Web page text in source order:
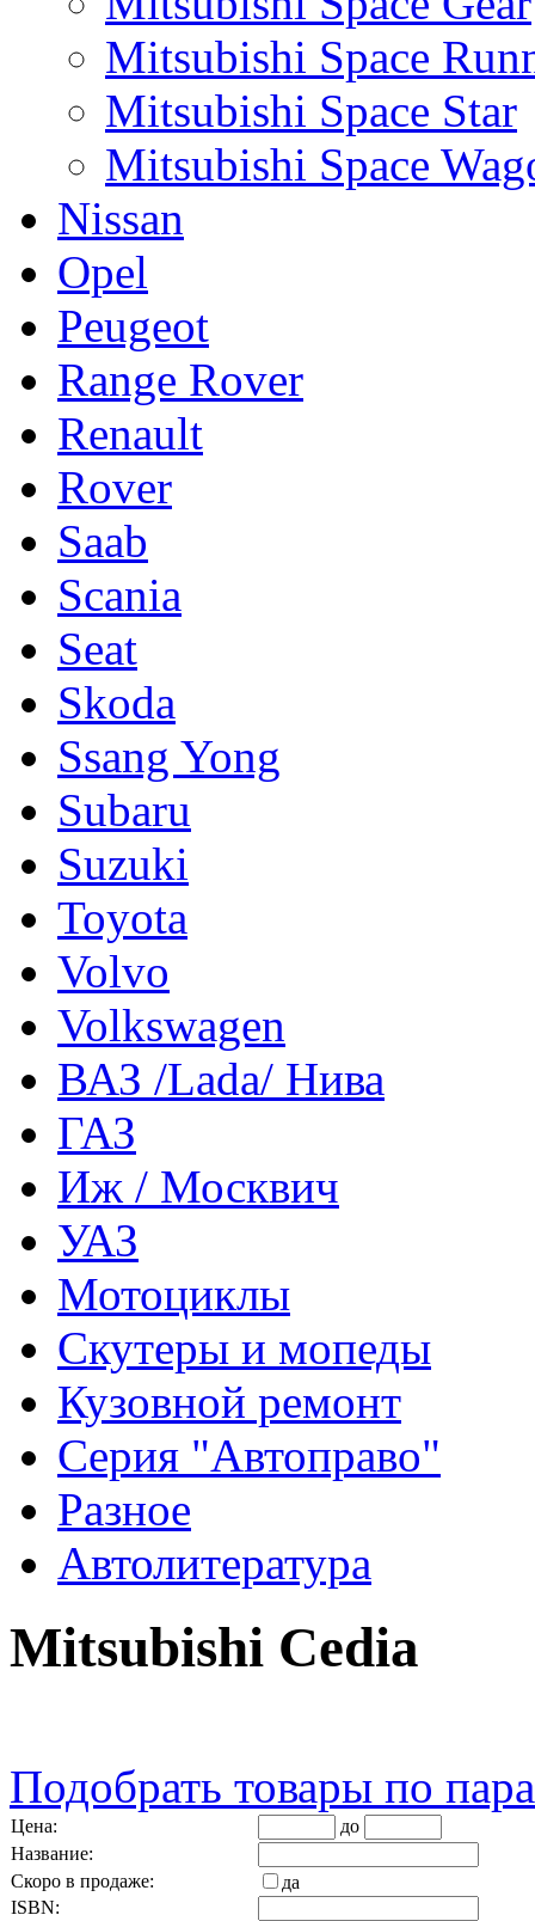
Mitsubishi Space
Mitsubishi Space Star
Mitsubishi Space
Nissan
Opel
Peugeot
Range Rover
Renault
Rover
Saab
Scania
Seat
Skoda
Ssang Yong
Subaru
Suzuki
Toyota
Volvo
Volkswagen
ВАЗ /Lada/ Нива
ГАЗ
Иж / Москвич
УАЗ
Мотоциклы
Скутеры и мопеды
Кузовной ремонт
Серия "Автоправо"
Разное
Автолитература
Mitsubishi Cedia
Подобрать товары по
Цена:
до
Название:
Скоро в продаже:
да
ISBN: